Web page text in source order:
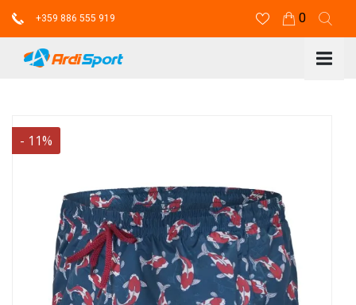
+359 886 555 919 0
- 11%